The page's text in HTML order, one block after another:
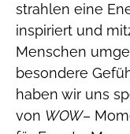
strahlen eine
inspiriert und
Menschen
besondere
haben wir uns
von WOW–